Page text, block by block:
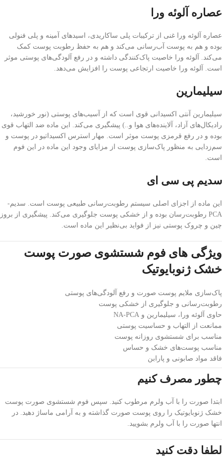
عصاره آلوئه ورا
عصاره آلوئه ورا غنی از ترکیبات پلی ساکاریدی، اسیدهای آمینه و پلی فنولی
بوده و هم به پوست آب‌رسانی می‌کند و هم به حفظ رطوبت پوست کمک
می‌کند. آلوئه ورا خاصیت پاک‌کنندگی داشته و در رفع آلودگی‌های پوستی موثر
است. آلوئه ورا خاصیت ارتجاعی پوست را افزایش می‌دهد.
سیلیمارین
سیلیمارین آنتی اکسیدانی قوی است که از آسیب‌های پوستی (نور خورشید،
رادیکال‌های آزاد، آلاینده‌های هوا و..) پیشگیری می‌کند. این ماده ضد التهاب قوی
بوده و در رفع قرمزی پوست موثر است. مهار استرس اکسیداتیو در پوست و
سم‌زدایی به منظور پاک‌سازی پوست از مزایای وجود این ماده در این فوم
است.
سدیم پی سی ای
این ماده از اجزای اصلی سیستم رطوبت‌رسانی طبیعی پوست است. سدیم-
PCA رطوبت‌رسان بوده و از خشکی پوست جلوگیری می‌کند. پیشگیری از بروز
چین و چروک پوستی نیز از فواید بی‌نظیر این ماده است.
ویژگی های فوم شستشوی صورت پوست
خشک ژنوبایوتیک
پاک‌سازی ملایم پوست صورت و رفع آلودگی‌های پوستی
رطوبت‌رسانی و جلوگیری از خشکی پوست
حاوی آلوئه ورا، سیلیمارین و NA-PCA
ممانعت از التهاب و حساسیت پوستی
مناسب برای شستشوی روزانه پوست
مناسب پوست‌های خشک و حساس
فاقد مواد صابونی و پارابن
چطور مصرف کنیم
ابتدا صورت را با آب ولرم مرطوب کنید. سپس فوم شستشوی صورت پوست
خشک ژنوبایوتیک را روی پوست صورت گذاشته و به آرامی ماساژ دهید. در
انتها صورت را با آب ولرم بشویید.
لطفا دقت کنید